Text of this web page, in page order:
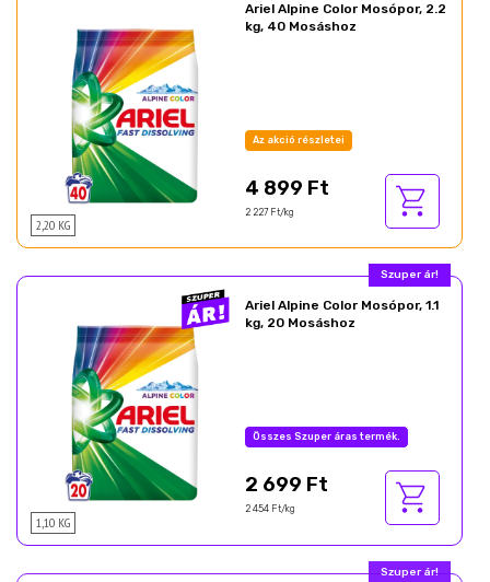
2,20 KG
Ariel Alpine Color Mosópor, 2.2
kg, 40 Mosáshoz
Az akció részletei
4 899 Ft
2 227 Ft/kg
Szuper ár!
1,10 KG
Ariel Alpine Color Mosópor, 1.1
kg, 20 Mosáshoz
Összes Szuper áras termék.
2 699 Ft
2 454 Ft/kg
Többet olcsóbban!